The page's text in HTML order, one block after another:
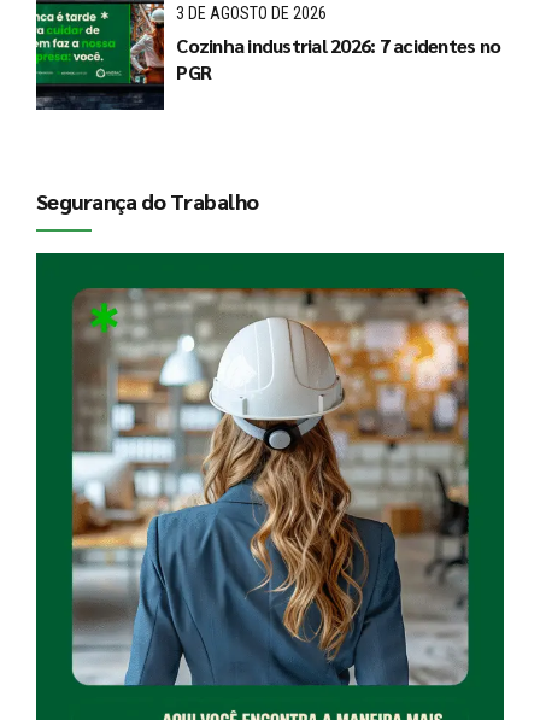
3 DE AGOSTO DE 2026
Cozinha industrial 2026: 7 acidentes no
PGR
Segurança do Trabalho